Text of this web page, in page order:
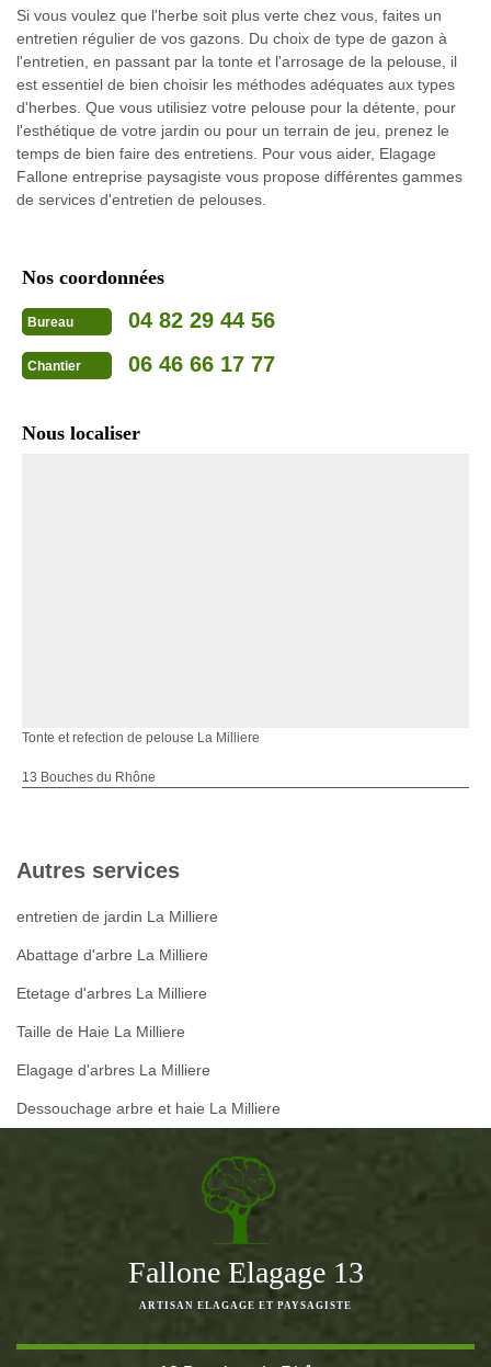
Si vous voulez que l'herbe soit plus verte chez vous, faites un
entretien régulier de vos gazons. Du choix de type de gazon à
l'entretien, en passant par la tonte et l'arrosage de la pelouse, il
est essentiel de bien choisir les méthodes adéquates aux types
d'herbes. Que vous utilisiez votre pelouse pour la détente, pour
l'esthétique de votre jardin ou pour un terrain de jeu, prenez le
temps de bien faire des entretiens. Pour vous aider, Elagage
Fallone entreprise paysagiste vous propose différentes gammes
de services d'entretien de pelouses.
Nos coordonnées
Bureau 04 82 29 44 56
Chantier 06 46 66 17 77
Nous localiser
Tonte et refection de pelouse La Milliere
13 Bouches du Rhône
Autres services
entretien de jardin La Milliere
Abattage d'arbre La Milliere
Etetage d'arbres La Milliere
Taille de Haie La Milliere
Elagage d'arbres La Milliere
Dessouchage arbre et haie La Milliere
Fallone Elagage 13
ARTISAN ELAGAGE ET PAYSAGISTE